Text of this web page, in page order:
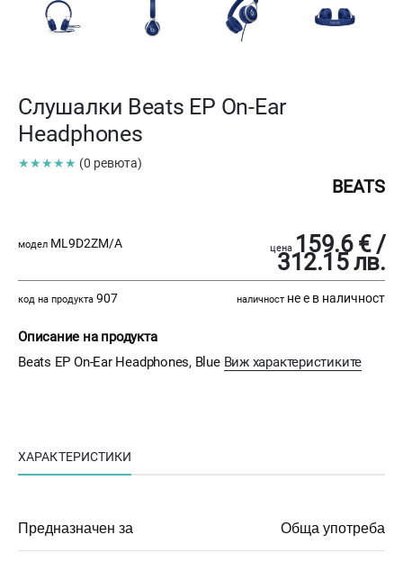
Слушалки Beats EP On-Ear
Headphones
★★★★★ (0 ревюта)
BEATS
модел ML9D2ZM/A цена 159.6 € /
312.15 лв.
код на продукта 907 наличност не е в наличност
Описание на продукта
Beats EP On-Ear Headphones, Blue Виж характеристиките
ХАРАКТЕРИСТИКИ
Предназначен за Обща употреба